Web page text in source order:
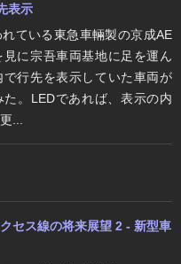
表示
ている東急車輛製の京成AE
に宗吾車両基地に足を運ん
で行先を表示していた車両が
た。LEDであれば、表示の内
...
セス線の将来展望 2 - 新型車